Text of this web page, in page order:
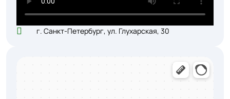
г. Санкт-Петербург, ул. Глухарская, 30